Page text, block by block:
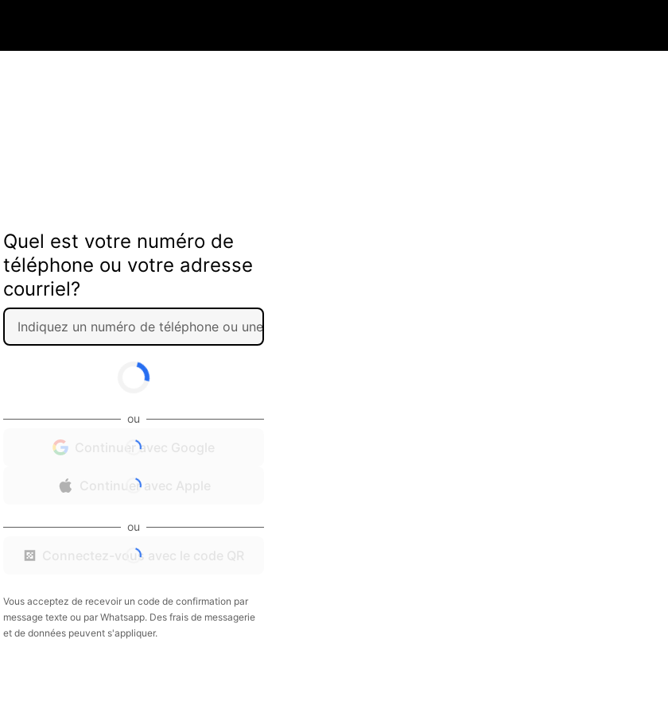
Quel est votre numéro de
téléphone ou votre adresse
courriel?
ou
Continuer avec Google
Continuer avec Apple
ou
Connectez-vous avec le code QR
Vous acceptez de recevoir un code de confirmation par
message texte ou par Whatsapp. Des frais de messagerie
et de données peuvent s'appliquer.